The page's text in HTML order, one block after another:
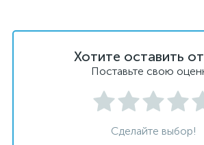
Хотите оставить
Поставьте свою
Сделайте выбор!